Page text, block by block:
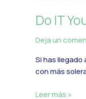
Do IT
Deja un
Si has
con más
Yourself
Agua
Valencia
–
Leer más »